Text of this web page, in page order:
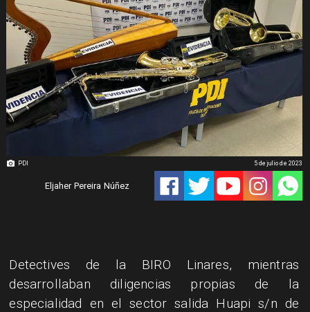
PDI
Eljaher Pereira Núñez
5 de julio de 2023
Detectives de la BIRO Linares, mientras
desarrollaban diligencias propias de la
especialidad en el sector salida Huapi s/n de